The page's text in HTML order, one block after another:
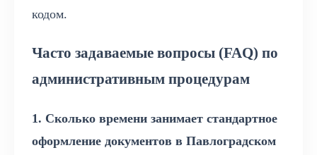
кодом.
Часто задаваемые вопросы (FAQ) по
административным процедурам
1. Сколько времени занимает стандартное
оформление документов в Павлоградском